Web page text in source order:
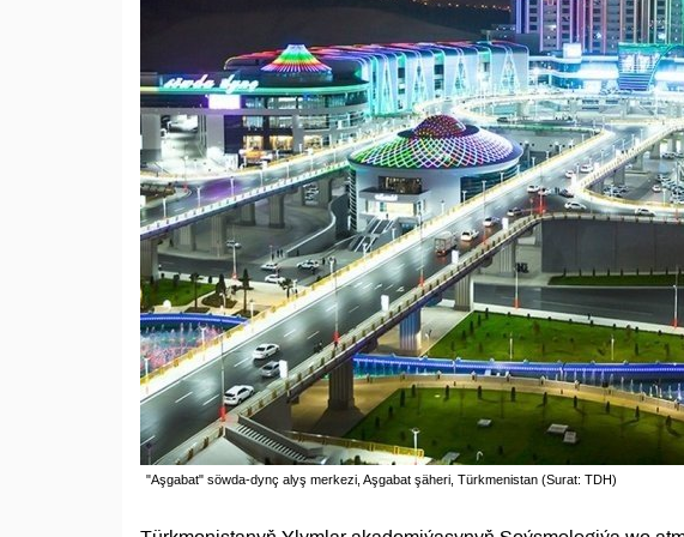
"Aşgabat" söwda-dynç alyş merkezi, Aşgabat şäheri, Türkmenistan (Surat: TDH)